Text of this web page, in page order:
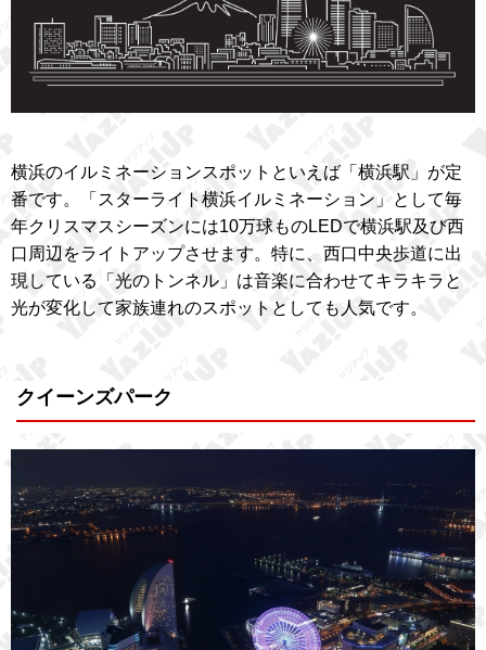
横浜のイルミネーションスポットといえば「横浜駅」が定
番です。「スターライト横浜イルミネーション」として毎
年クリスマスシーズンには10万球ものLEDで横浜駅及び西
口周辺をライトアップさせます。特に、西口中央歩道に出
現している「光のトンネル」は音楽に合わせてキラキラと
光が変化して家族連れのスポットとしても人気です。
クイーンズパーク